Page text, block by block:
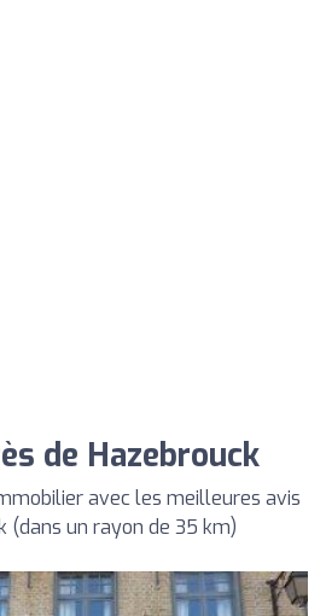
de Hazebrouck
avec les meilleures avis
(dans un rayon de 35 km)